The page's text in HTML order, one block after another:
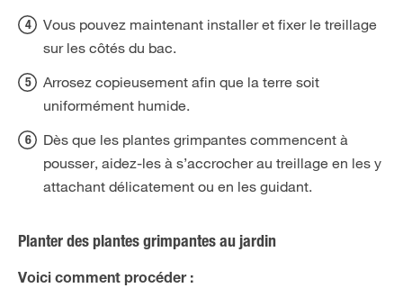
Vous pouvez maintenant installer et fixer le treillage
sur les côtés du bac.
Arrosez copieusement afin que la terre soit
uniformément humide.
Dès que les plantes grimpantes commencent à
pousser, aidez-les à s’accrocher au treillage en les y
attachant délicatement ou en les guidant.
Planter des plantes grimpantes au jardin
Voici comment procéder :